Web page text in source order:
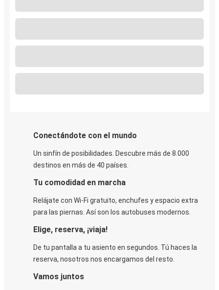
Conectándote con el mundo
Un sinfín de posibilidades. Descubre más de 8.000
destinos en más de 40 países.
Tu comodidad en marcha
Relájate con Wi-Fi gratuito, enchufes y espacio extra
para las piernas. Así son los autobuses modernos.
Elige, reserva, ¡viaja!
De tu pantalla a tu asiento en segundos. Tú haces la
reserva, nosotros nos encargamos del resto.
Vamos juntos